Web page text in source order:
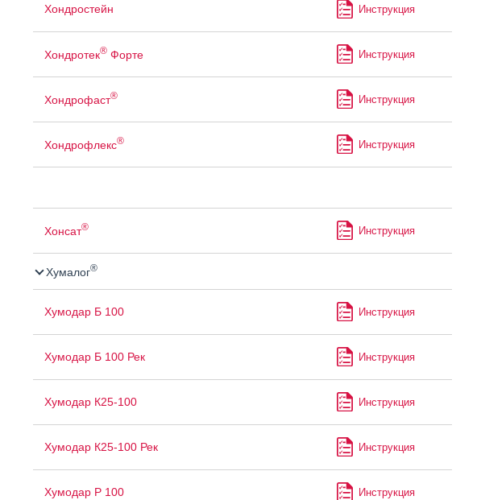
Хондростейн Инструкция
Хондротек®Форте Инструкция
Хондрофаст® Инструкция
Хондрофлекс® Инструкция
Хонсат® Инструкция
Хумалог®
Хумодар Б 100 Инструкция
Хумодар Б 100 Рек Инструкция
Хумодар К25-100 Инструкция
Хумодар К25-100 Рек Инструкция
Хумодар Р 100 Инструкция